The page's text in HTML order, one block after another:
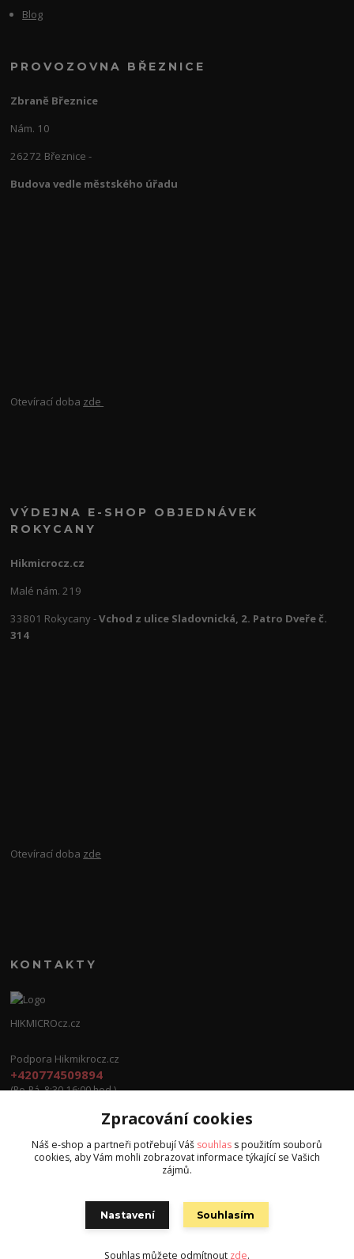
Blog
PROVOZOVNA BŘEZNICE
Zbraně Březnice
Nám. 10
26272 Březnice -
Budova vedle městského úřadu
Otevírací doba zde
VÝDEJNA E-SHOP OBJEDNÁVEK
ROKYCANY
Hikmicrocz.cz
Malé nám. 219
33801 Rokycany -Vchod z ulice Sladovnická, 2. Patro Dveře č.
314
Otevírací doba zde
KONTAKTY
HIKMICROcz.cz
Podpora Hikmikrocz.cz
+420774509894
(Po-Pá, 8:30-16:00 hod.)
info@hikmicrocz.cz
Zpracování cookies
Náš e-shop a partneři potřebují Váš souhlas s použitím souborů
cookies, aby Vám mohli zobrazovat informace týkající se Vašich
zájmů.
Nastavení Souhlasím
Souhlas můžete odmítnout zde.